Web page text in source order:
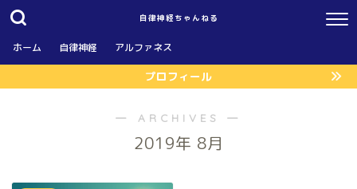
自律神経ちゃんねる
ホーム 自律神経 アルファネス
プロフィール
― ARCHIVES ―
2019年 8月